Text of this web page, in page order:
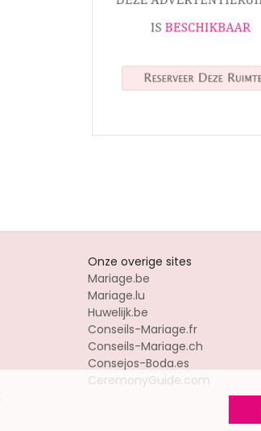
Onze overige sites
Mariage.be
Mariage.lu
Huwelijk.be
Conseils-Mariage.fr
Conseils-Mariage.ch
Consejos-Boda.es
CeremonyGuide.com